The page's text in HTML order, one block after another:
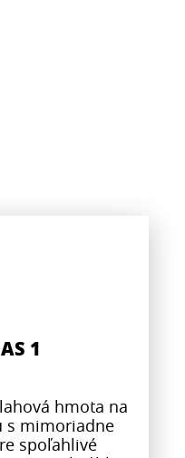
1
hmota na
s mimoriadne
spoľahlivé